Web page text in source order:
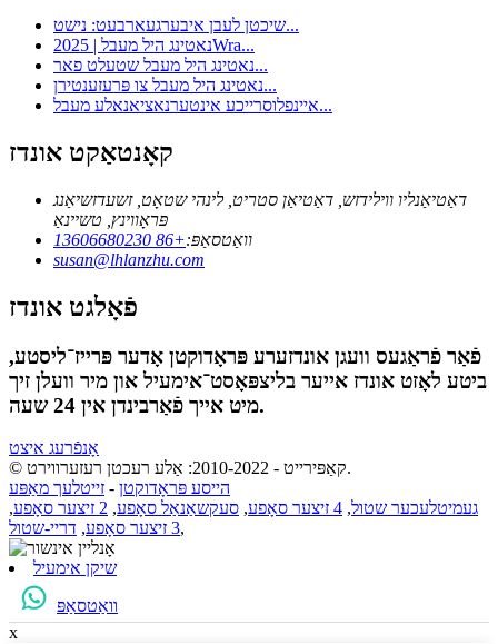
שיכטן לעבן איבערגעארבעט: נישט...
נאטינג היל מעבל | 2025Wra...
נאטינג היל מעבל שטעלט פאר...
נאטינג היל מעבל צו פּרעזענטירן...
איינפלוסרייכע אינטערנאציאנאלע מעבל...
קאָנטאַקט אונדז
דאַטיאַנליו ווילידזש, דאַטיאַן סטריט, לינהי שטאָט, זשעדזשיאַנג
פּראָווינץ, טשיינאַ
וואַטסאַפּ:+86 13606680230
susan@lhlanzhu.com
פֿאָלגט אונדז
פֿאַר פֿראַגעס וועגן אונדזערע פּראָדוקטן אָדער פּרייז־ליסטע,
ביטע לאָזט אונדז אייער בליצפּאָסט־אימעיל און מיר וועלן זיך
מיט אייך פֿאַרבינדן אין 24 שעה.
אָנפֿרעג איצט
© קאַפּירייט - 2010-2022: אַלע רעכטן רעזערווירט.
הייסע פּראָדוקטן - זייטלעך מאַפּע
געמיטלעכער שטול, 4 זיצער סאָפע , סעקשאַנאַל סאָפע, 2 זיצער סאָפע
,
3 זיצער סאָפע
, דריי-שטול ,
שיקן אימעיל
וואַטסאַפּ
x